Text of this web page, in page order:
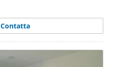
Contatta